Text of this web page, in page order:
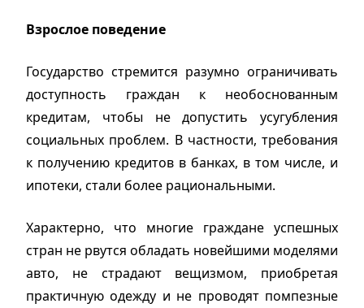
Взрослое поведение
Государство стремится разумно ограничивать
доступность граждан к необоснованным
кредитам, чтобы не допустить усугубления
социальных проблем. В частности, требования
к получению кредитов в банках, в том числе, и
ипотеки, стали более рациональными.
Характерно, что многие граждане успешных
стран не рвутся обладать новейшими моделями
авто, не страдают вещизмом, приобретая
практичную одежду и не проводят помпезные